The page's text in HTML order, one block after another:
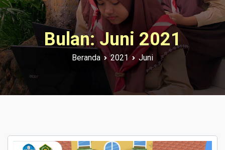
Bulan:Juni 2021
Beranda 2021 Juni